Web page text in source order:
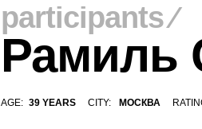
participants⁄
Рамиль
AGE: 39 YEARS CITY: МОСКВА